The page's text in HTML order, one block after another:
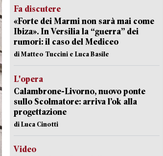
Fa discutere
«Forte dei Marmi non sarà mai come
Ibiza». In Versilia la “guerra” dei
rumori: il caso del Mediceo
di Matteo Tuccini e Luca Basile
L'opera
Calambrone-Livorno, nuovo ponte
sullo Scolmatore: arriva l’ok alla
progettazione
di Luca Cinotti
Video